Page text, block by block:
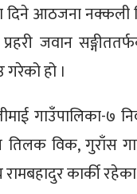
दिने आठजना
जवान
गरेको हो ।
गाउँपालिका-७
तिलक विक,
रामबहादुर कार्की